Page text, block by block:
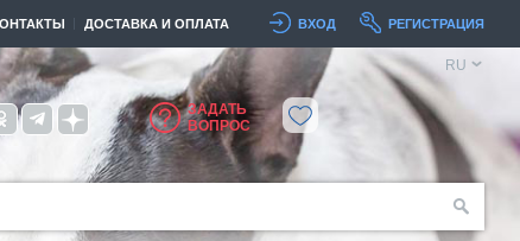
ДОСТАВКА И ОПЛАТА ВХОД РЕГИСТРАЦИЯ
ЗАДАТЬ
ВОПРОС
RU